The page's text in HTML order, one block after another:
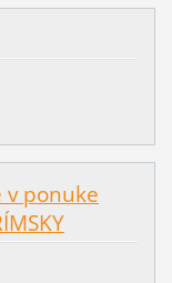
v ponuke